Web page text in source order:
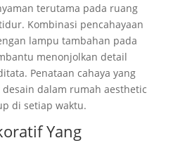
terutama pada ruang
Kombinasi pencahayaan
lampu tambahan pada
menonjolkan detail
Penataan cahaya yang
dalam rumah aesthetic
di setiap waktu.
Yang